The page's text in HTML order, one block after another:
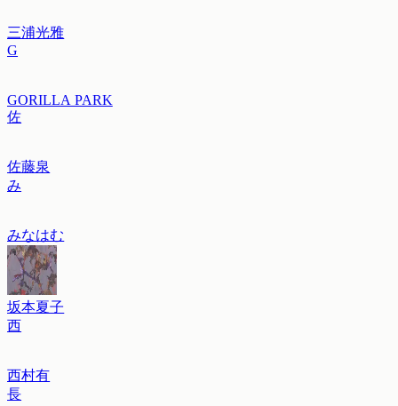
三浦光雅
G
GORILLA PARK
佐
佐藤泉
み
みなはむ
坂本夏子
西
西村有
長